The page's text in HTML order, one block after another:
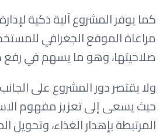
مراعاة الموقع الجغرافي
صلاحيتها، وهو ما يسهم في رفع
حيث يسعى إلى تعزيز مفهوم
المرتبطة بإهدار الغذاء،